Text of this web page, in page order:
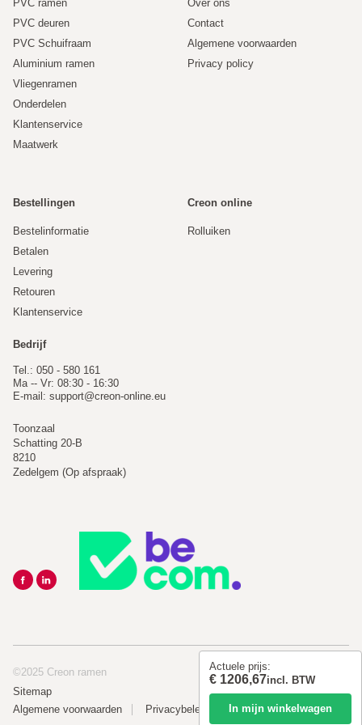
Prijzen worden altijd inclusief BTW vermeldt en exclusief
verzendkosten. In de winkelwagen wordt de totaalprijs
inclusief verzendkosten getoond.
Actuele prijs:
€ 1206,67incl. BTW
In mijn winkelwagen
PVC ramen
PVC deuren
PVC Schuifraam
Aluminium ramen
Vliegenramen
Onderdelen
Klantenservice
Maatwerk
Over ons
Contact
Algemene voorwaarden
Privacy policy
Bestellingen
Bestelinformatie
Betalen
Levering
Retouren
Klantenservice
Creon online
Rolluiken
Bedrijf
Tel.: 050 - 580 161
Ma -- Vr: 08:30 - 16:30
E-mail: support@creon-online.eu
Toonzaal
Schatting 20-B
8210
Zedelgem (Op afspraak)
©2025 Creon ramen
Sitemap
Algemene voorwaarden
Privacybeleid